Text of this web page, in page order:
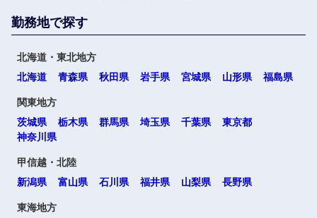
勤務地で探す
北海道・東北地方
北海道
青森県 秋田県 岩手県 宮城県 山形県 福島県
関東地方
茨城県
栃木県 群馬県 埼玉県 千葉県
東京都
神奈川県
甲信越・北陸
新潟県
富山県 石川県 福井県 山梨県 長野県
東海地方